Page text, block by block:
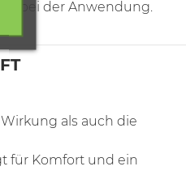
bei der Anwendung.
als auch die
für Komfort und ein